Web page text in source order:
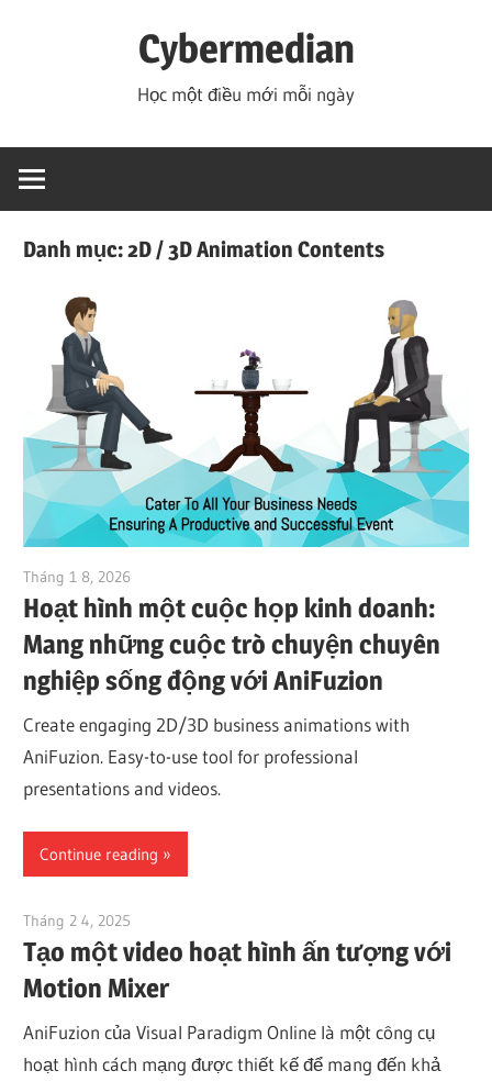
Cybermedian
Học một điều mới mỗi ngày
Danh mục:2D / 3D Animation Contents
Tháng 1 8, 2026
Hoạt hình một cuộc họp kinh doanh:
Mang những cuộc trò chuyện chuyên
nghiệp sống động với AniFuzion
Create engaging 2D/3D business animations with
AniFuzion. Easy-to-use tool for professional
presentations and videos.
Continue reading
Tháng 2 4, 2025
Tạo một video hoạt hình ấn tượng với
Motion Mixer
AniFuzion của Visual Paradigm Online là một công cụ
hoạt hình cách mạng được thiết kế để mang đến khả